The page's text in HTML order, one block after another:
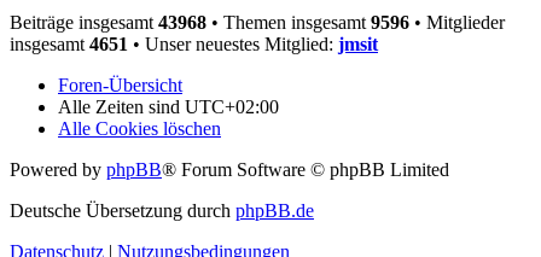
Beiträge insgesamt 43968 • Themen insgesamt 9596 • Mitglieder
insgesamt 4651 • Unser neuestes Mitglied: jmsit
Foren-Übersicht
Alle Zeiten sind UTC+02:00
Alle Cookies löschen
Powered by phpBB® Forum Software © phpBB Limited
Deutsche Übersetzung durch phpBB.de
Datenschutz | Nutzungsbedingungen